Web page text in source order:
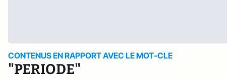
CONTENUS EN RAPPORT AVEC LE MOT-CLE
"PERIODE"